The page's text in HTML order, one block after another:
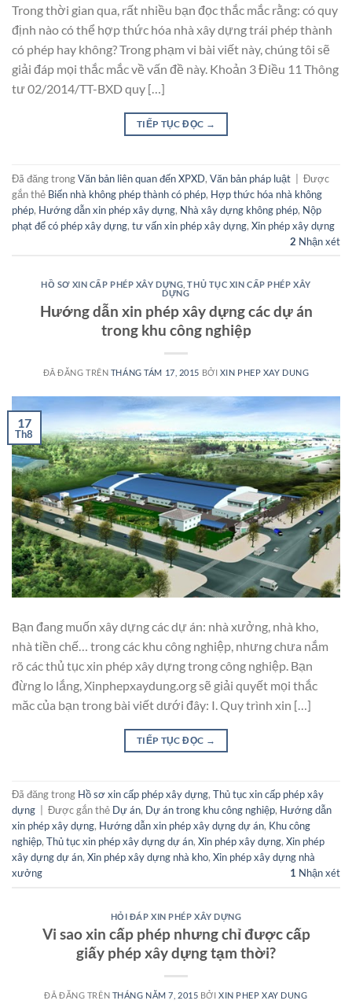
Trong thời gian qua, rất nhiều bạn đọc thắc mắc rằng: có quy
định nào có thể hợp thức hóa nhà xây dựng trái phép thành
có phép hay không? Trong phạm vi bài viết này, chúng tôi sẽ
giải đáp mọi thắc mắc về vấn đề này. Khoản 3 Điều 11 Thông
tư 02/2014/TT-BXD quy […]
TIẾP TỤC ĐỌC →
Đã đăng trongVăn bản liên quan đến XPXD, Văn bản pháp luật | Được
gắn thẻ Biến nhà không phép thành có phép, Hợp thức hóa nhà không
phép, Hướng dẫn xin phép xây dựng, Nhà xây dựng không phép, Nộp
phạt để có phép xây dựng, tư vấn xin phép xây dựng, Xin phép xây dựng
2 Nhận xét
HỒ SƠ XIN CẤP PHÉP XÂY DỰNG ,THỦ TỤC XIN CẤP PHÉP XÂY
DỰNG
Hướng dẫn xin phép xây dựng các dự án
trong khu công nghiệp
ĐÃ ĐĂNG TRÊN THÁNG TÁM 17, 2015 BỞI XIN PHEP XAY DUNG
17
Th8
Bạn đang muốn xây dựng các dự án: nhà xưởng, nhà kho,
nhà tiền chế… trong các khu công nghiệp, nhưng chưa nắm
rõ các thủ tục xin phép xây dựng trong công nghiệp. Bạn
đừng lo lắng, Xinphepxaydung.org sẽ giải quyết mọi thắc
măc của bạn trong bài viết dưới đây: I. Quy trình xin […]
TIẾP TỤC ĐỌC →
Đã đăng trong Hồ sơ xin cấp phép xây dựng, Thủ tục xin cấp phép xây
dựng
Được gắn thẻ Dự án, Dự án trong khu công nghiệp, Hướng dẫn
xin phép xây dựng, Hướng dẫn xin phép xây dựng dự án, Khu công
nghiệp, Thủ tục xin phép xây dựng dự án, Xin phép xây dựng, Xin phép
xây dựng dự án, Xin phép xây dựng nhà kho, Xin phép xây dựng nhà
xưởng
1 Nhận xét
HỎI ĐÁP XIN PHÉP XÂY DỰNG
Vi sao xin cấp phép nhưng chỉ được cấp
giấy phép xây dựng tạm thời?
ĐÃ ĐĂNG TRÊN THÁNG NĂM 7, 2015 BỞIXIN PHEP XAY DUNG